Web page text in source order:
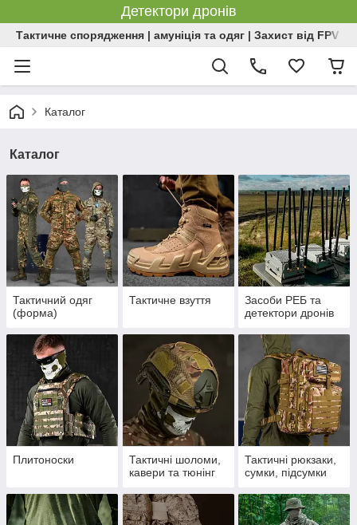
Детектори дронів
Тактичне спорядження | амуніція та одяг | Захист від FPV |
Каталог
Каталог
Тактичний одяг
(форма)
Тактичне взуття
Засоби РЕБ та
детектори дронів
Плитоноски
Тактичні шоломи,
кавери та тюнінг
Тактичні рюкзаки,
сумки, підсумки